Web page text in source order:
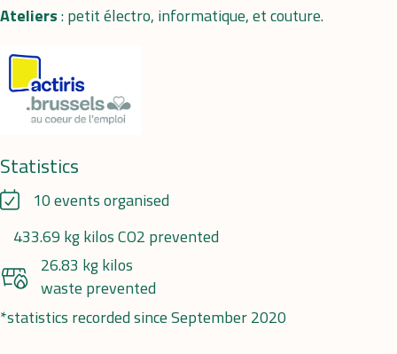
Ateliers: petit électro, informatique, et couture.
Statistics
10 events organised
433.69 kg kilos CO2 prevented
26.83 kg kilos
waste prevented
*statistics recorded since September 2020